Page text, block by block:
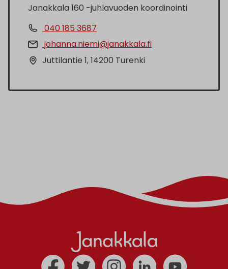
Janakkala 160 -juhlavuoden koordinointi
040 185 3687
johanna.niemi@janakkala.fi
Juttilantie 1, 14200 Turenki